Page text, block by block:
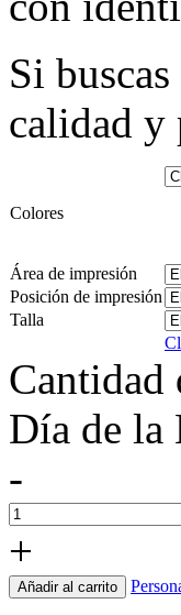
Si
calidad y
Colores
Área de impresión
Posición de impresión
Talla
Cantidad
Día de la
-
+
Añadir al carrito